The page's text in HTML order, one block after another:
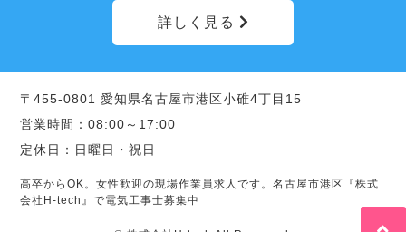
詳しく見る
〒455-0801 愛知県名古屋市港区小碓4丁目15
営業時間：08:00～17:00
定休日：日曜日・祝日
高卒からOK。女性歓迎の現場作業員求人です。名古屋市港区『株式
会社H-tech』で電気工事士募集中